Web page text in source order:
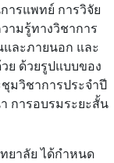
ารแพทย์ การวิจัย
ามรู้ทางวิชาการ
ละภายนอก และ
ย ด้วยรูปแบบของ
มวิชาการประจำปี
การอบรมระยะสั้น
ยาลัย ได้กำหนด